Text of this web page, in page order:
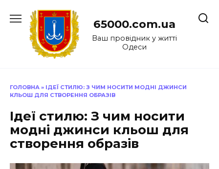
до
65000.com.ua
Ваш провідник у житті
Одеси
ГОЛОВНА » ІДЕЇ СТИЛЮ: З ЧИМ НОСИТИ МОДНІ ДЖИНСИ
КЛЬОШ ДЛЯ СТВОРЕННЯ ОБРАЗІВ
Ідеї стилю: З чим носити
модні джинси кльош для
створення образів